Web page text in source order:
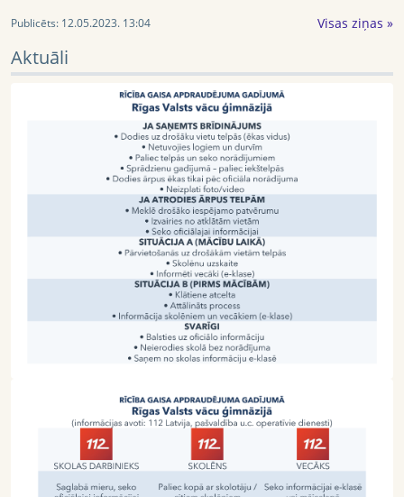
Publicēts: 12.05.2023. 13:04 Visas ziņas »
Aktuāli